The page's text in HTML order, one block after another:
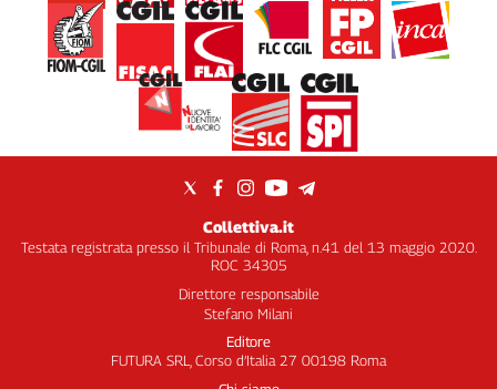
Collettiva.it
Testata registrata presso il Tribunale di Roma, n.41 del 13 maggio 2020.
ROC 34305
Direttore responsabile
Stefano Milani
Editore
FUTURA SRL, Corso d’Italia 27 00198 Roma